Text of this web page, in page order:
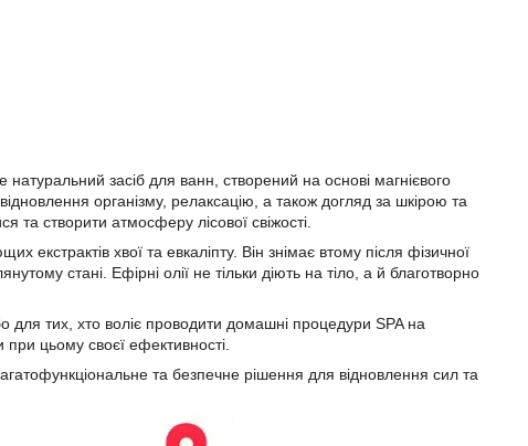
засіб для ванн, створений на основі магнієвого
організму, релаксацію, а також догляд за шкірою та
створити атмосферу лісової свіжості.
екстрактів хвої та евкаліпту. Він знімає втому після фізичної
стані. Ефірні олії не тільки діють на тіло, а й благотворно
для тих, хто воліє проводити домашні процедури SPA на
при цьому своєї ефективності.
та безпечне рішення для відновлення сил та